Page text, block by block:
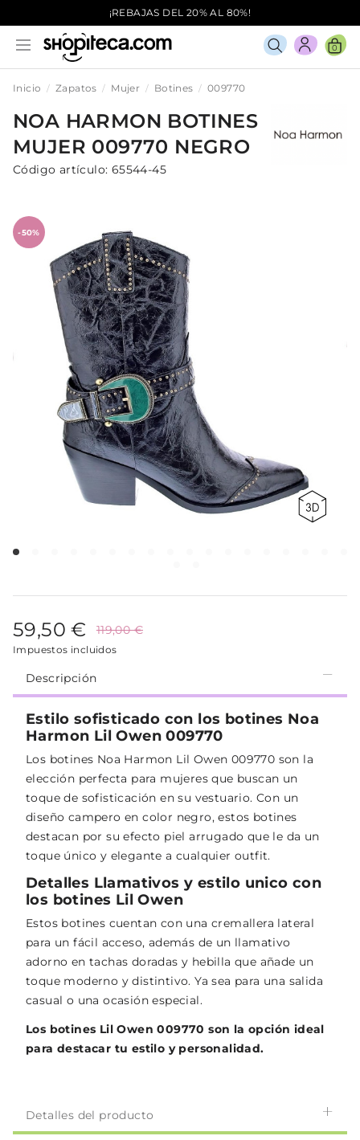
¡REBAJAS DEL 20% AL 80%!
0
Inicio Zapatos Mujer Botines 009770
NOA HARMON BOTINES
MUJER 009770 NEGRO
Código artículo: 65544-45
-50%
59,50 € 119,00 €
Impuestos incluidos
Descripción
Estilo sofisticado con los botines Noa
Harmon Lil Owen 009770
Los botines Noa Harmon Lil Owen 009770 son la
elección perfecta para mujeres que buscan un
toque de sofisticación en su vestuario. Con un
diseño campero en color negro, estos botines
destacan por su efecto piel arrugado que le da un
toque único y elegante a cualquier outfit.
Detalles Llamativos y estilo unico con
los botines Lil Owen
Estos botines cuentan con una cremallera lateral
para un fácil acceso, además de un llamativo
adorno en tachas doradas y hebilla que añade un
toque moderno y distintivo. Ya sea para una salida
casual o una ocasión especial.
Los botines Lil Owen 009770 son la opción ideal
para destacar tu estilo y personalidad.
Detalles del producto